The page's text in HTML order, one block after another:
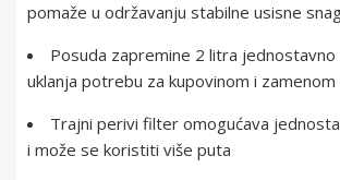
pomaže u održavanju stabilne usisne
Posuda zapremine 2 litra jednostavno
uklanja potrebu za kupovinom i zamenom
Trajni perivi filter omogućava
i može se koristiti više puta